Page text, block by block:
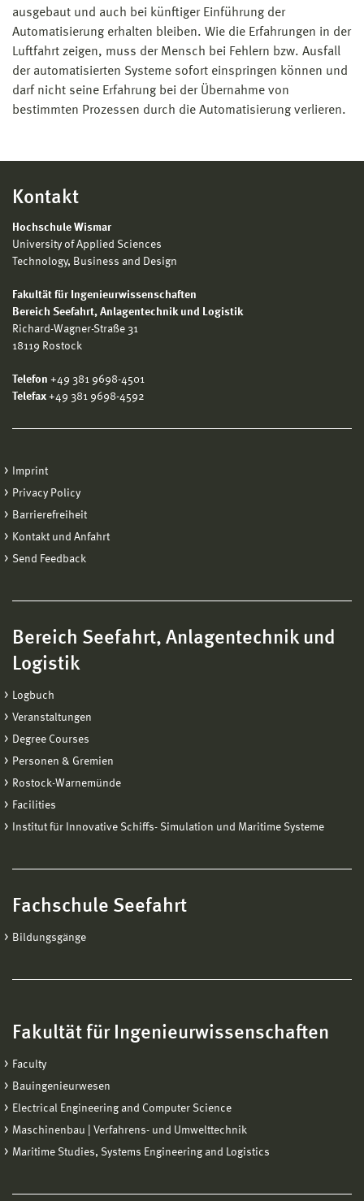
ausgebaut und auch bei künftiger Einführung der
Automatisierung erhalten bleiben. Wie die Erfahrungen in der
Luftfahrt zeigen, muss der Mensch bei Fehlern bzw. Ausfall
der automatisierten Systeme sofort einspringen können und
darf nicht seine Erfahrung bei der Übernahme von
bestimmten Prozessen durch die Automatisierung verlieren.
Kontakt
Hochschule Wismar
University of Applied Sciences
Technology, Business and Design
Fakultät für Ingenieurwissenschaften
Bereich Seefahrt, Anlagentechnik und Logistik
Richard-Wagner-Straße 31
18119 Rostock
Telefon +49 381 9698-4501
Telefax +49 381 9698-4592
Imprint
Privacy Policy
Barrierefreiheit
Kontakt und Anfahrt
Send Feedback
Bereich Seefahrt, Anlagentechnik und
Logistik
Logbuch
Veranstaltungen
Degree Courses
Personen & Gremien
Rostock-Warnemünde
Facilities
Institut für Innovative Schiffs- Simulation und Maritime Systeme
Fachschule Seefahrt
Bildungsgänge
Fakultät für Ingenieurwissenschaften
Faculty
Bauingenieurwesen
Electrical Engineering and Computer Science
Maschinenbau | Verfahrens- und Umwelttechnik
Maritime Studies, Systems Engineering and Logistics